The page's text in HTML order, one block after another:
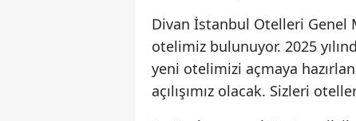
Divan İstanbul Otelleri Genel
otelimiz bulunuyor. 2025
yeni otelimizi açmaya
açılışımız olacak. Sizleri